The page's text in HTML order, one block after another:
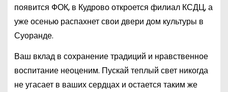
появится ФОК, в Кудрово откроется филиал КСДЦ, а
уже осенью распахнет свои двери дом культуры в
Суоранде.
Ваш вклад в сохранение традиций и нравственное
воспитание неоценим. Пускай теплый свет никогда
не угасает в ваших сердцах и остается таким же